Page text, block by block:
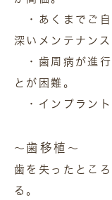
・あくまでご自
深いメンテナンス
・歯周病が進行
とが困難。
・インプラント
～ 歯移植 ～
歯を失ったとこ
る。